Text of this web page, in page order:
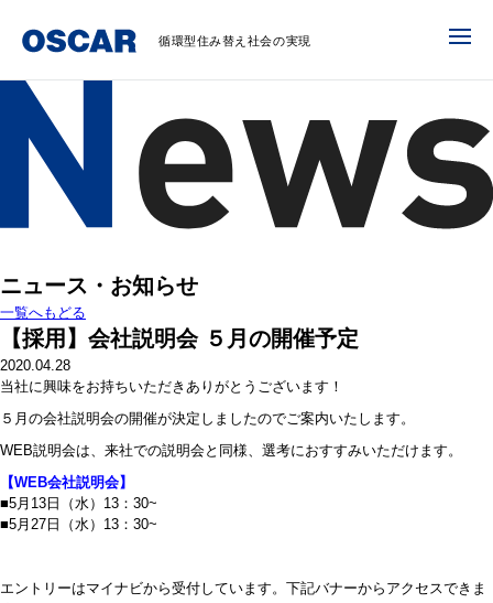
循環型住み替え社会の実現
ニュース・お知らせ
一覧へもどる
【採用】会社説明会 ５月の開催予定
2020.04.28
当社に興味をお持ちいただきありがとうございます！
５月の会社説明会の開催が決定しましたのでご案内いたします。
WEB説明会は、来社での説明会と同様、選考におすすみいただけます。
【WEB会社説明会】
■5月13日（水）13：30~
■5月27日（水）13：30~
エントリーはマイナビから受付しています。下記バナーからアクセスできま